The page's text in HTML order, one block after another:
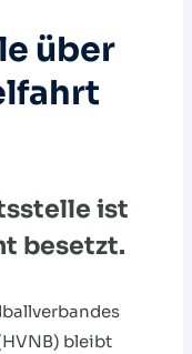
über
ist
besetzt.
bleibt